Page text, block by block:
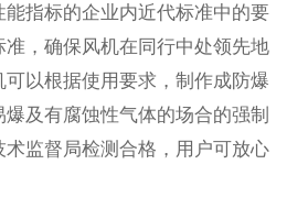
指标的企业内近代标准中的要
，确保风机在同行中处领先地
以根据使用要求，制作成防爆
及有腐蚀性气体的场合的强制
监督局检测合格，用户可放心